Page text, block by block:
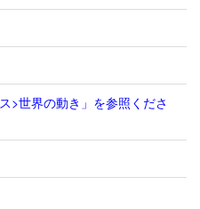
>世界の動き」を参照くださ